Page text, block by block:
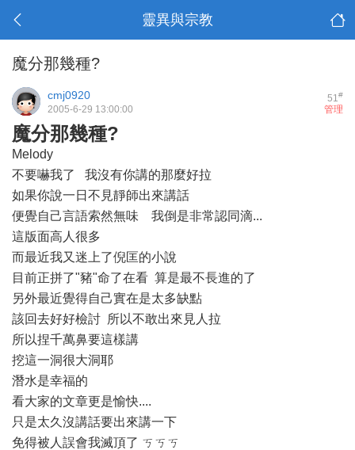
靈異與宗教
魔分那幾種?
51#
cmj0920
管理
2005-6-29 13:00:00
魔分那幾種?
Melody
不要嚇我了 我沒有你講的那麼好拉
如果你說一日不見靜師出來講話
便覺自己言語索然無味 我倒是非常認同滴...
這版面高人很多
而最近我又迷上了倪匡的小說
目前正拼了"豬"命了在看 算是最不長進的了
另外最近覺得自己實在是太多缺點
該回去好好檢討 所以不敢出來見人拉
所以捏千萬鼻要這樣講
挖這一洞很大洞耶
潛水是幸福的
看大家的文章更是愉快....
只是太久沒講話要出來講一下
免得被人誤會我滅頂了 ㄎㄎㄎ